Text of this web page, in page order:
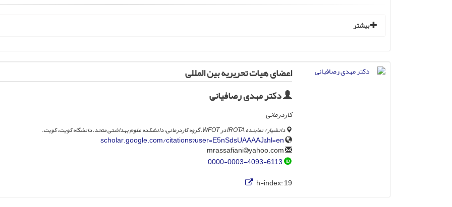
بیشتر
اعضای هیات تحریریه بین المللی
دکتر مهدی رصافیانی
کاردرمانی
دانشیار/ نماینده IROTA در WFOT، گروه کاردرمانی، دانشکده علوم بهداشتی متحد، دانشگاه کویت، کویت.
scholar.google.com/citations?user=E5nSdsUAAAAJ&hl=en
yahoo.com
0000-0003-4093-6113
h-index:19